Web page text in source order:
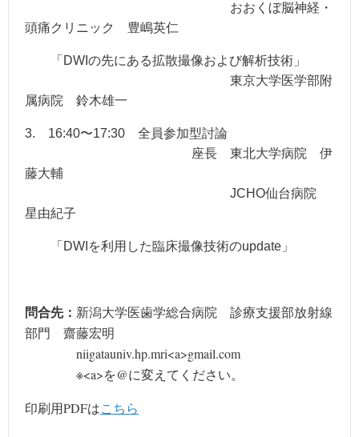
おおくぼ脳神経・
頭痛クリニック 豊嶋英仁
「DWIの先にある拡散撮像および解析技術」
東京大学医学部附
属病院 鈴木雄一
3. 16:40〜17:30 全員参加型討論
座長 東北大学病院 伊
藤大輔
JCHO仙台病院
星由紀子
「DWIを利用した臨床撮像技術のupdate」
問合先： 新潟大学医歯学総合病院 診療支援部放射線
部門 齋藤宏明
niigatauniv.hp.mri<a>gmail.com
※<a>を@に変えてください。
印刷用PDFはこちら